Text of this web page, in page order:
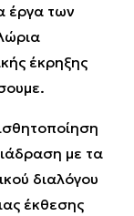
έργα των
έκρηξης
με τα
διαλόγου
έκθεσης